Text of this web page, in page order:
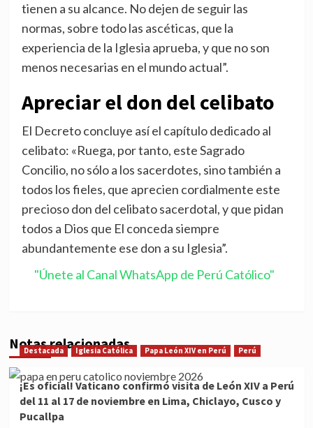
tienen a su alcance. No dejen de seguir las
normas, sobre todo las ascéticas, que la
experiencia de la Iglesia aprueba, y que no son
menos necesarias en el mundo actual”.
Apreciar el don del celibato
El Decreto concluye así el capítulo dedicado al
celibato: «Ruega, por tanto, este Sagrado
Concilio, no sólo a los sacerdotes, sino también a
todos los fieles, que aprecien cordialmente este
precioso don del celibato sacerdotal, y que pidan
todos a Dios que El conceda siempre
abundantemente ese don a su Iglesia”.
"Únete al Canal WhatsApp de Perú Católico"
Notas relacionadas
Destacada Iglesia Católica Papa León XIV en Perú Perú
¡Es oficial! Vaticano confirmó visita de León XIV a Perú
del 11 al 17 de noviembre en Lima, Chiclayo, Cusco y
Pucallpa